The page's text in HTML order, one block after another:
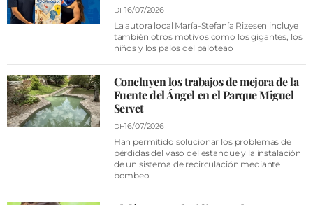
DH16/07/2026
La autora local María-Stefanía Rizesen incluye
también otros motivos como los gigantes, los
niños y los palos del paloteao
Concluyen los trabajos de mejora de la
Fuente del Ángel en el Parque Miguel
Servet
DH16/07/2026
Han permitido solucionar los problemas de
pérdidas del vaso del estanque y la instalación
de un sistema de recirculación mediante
bombeo